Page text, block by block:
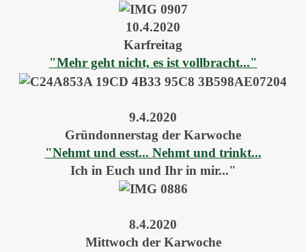
10.4.2020
Karfreitag
"Mehr geht nicht, es ist vollbracht..."
9.4.2020
Gründonnerstag der Karwoche
"Nehmt und esst... Nehmt und trinkt...
Ich in Euch und Ihr in mir..."
8.4.2020
Mittwoch der Karwoche